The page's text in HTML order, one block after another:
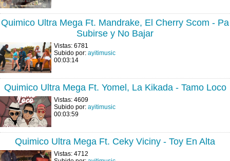
Quimico Ultra Mega Ft. Mandrake, El Cherry Scom - Pa
Subirse y No Bajar
Vistas: 6781
Subido por: ayitimusic
00:03:14
Quimico Ultra Mega Ft. Yomel, La Kikada - Tamo Loco
Vistas: 4609
Subido por: ayitimusic
00:03:59
Quimico Ultra Mega Ft. Ceky Viciny - Toy En Alta
Vistas: 4712